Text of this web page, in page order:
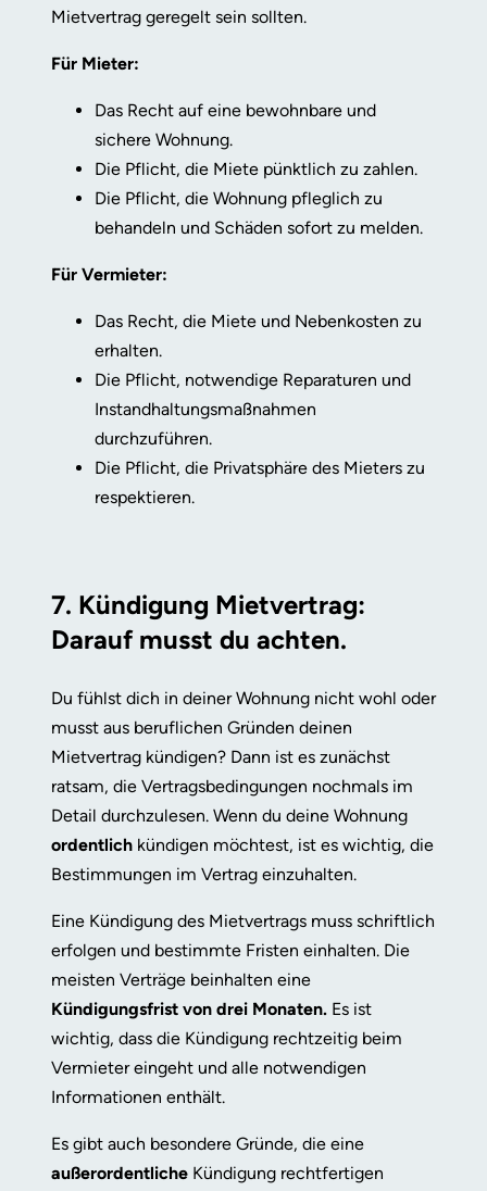
Mietvertrag geregelt sein sollten.
Für Mieter:
Das Recht auf eine bewohnbare und
sichere Wohnung.
Die Pflicht, die Miete pünktlich zu zahlen.
Die Pflicht, die Wohnung pfleglich zu
behandeln und Schäden sofort zu melden.
Für Vermieter:
Das Recht, die Miete und Nebenkosten zu
erhalten.
Die Pflicht, notwendige Reparaturen und
Instandhaltungsmaßnahmen
durchzuführen.
Die Pflicht, die Privatsphäre des Mieters zu
respektieren.
7. Kündigung Mietvertrag:
Darauf musst du achten.
Du fühlst dich in deiner Wohnung nicht wohl oder
musst aus beruflichen Gründen deinen
Mietvertrag kündigen? Dann ist es zunächst
ratsam, die Vertragsbedingungen nochmals im
Detail durchzulesen. Wenn du deine Wohnung
ordentlich kündigen möchtest, ist es wichtig, die
Bestimmungen im Vertrag einzuhalten.
Eine Kündigung des Mietvertrags muss schriftlich
erfolgen und bestimmte Fristen einhalten. Die
meisten Verträge beinhalten eine
Kündigungsfrist von drei Monaten. Es ist
wichtig, dass die Kündigung rechtzeitig beim
Vermieter eingeht und alle notwendigen
Informationen enthält.
Es gibt auch besondere Gründe, die eine
außerordentliche Kündigung rechtfertigen